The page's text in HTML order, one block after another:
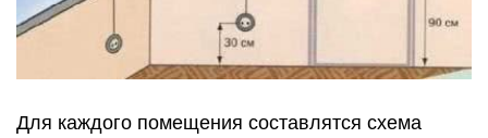
Для каждого помещения составлятся схема